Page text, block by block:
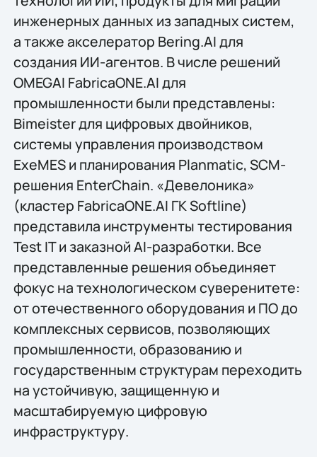
инженерных данных из западных систем,
а также акселератор Bering.AI для
создания ИИ-агентов. В числе решений
OMEGAI FabricaONE.AI для
промышленности были представлены:
Bimeister для цифровых двойников,
системы управления производством
ExeMES и планирования Planmatic, SCM-
решения EnterChain. «Девелоника»
(кластер FabricaONE.AI ГК Softline)
представила инструменты тестирования
Test IT и заказной AI-разработки. Все
представленные решения объединяет
фокус на технологическом суверенитете:
от отечественного оборудования и ПО до
комплексных сервисов, позволяющих
промышленности, образованию и
государственным структурам переходить
на устойчивую, защищенную и
масштабируемую цифровую
инфраструктуру.